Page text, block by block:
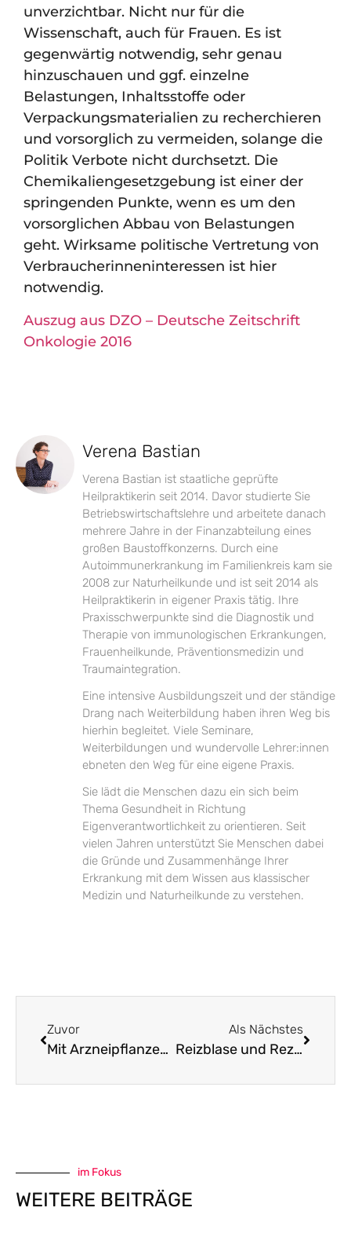
unverzichtbar. Nicht nur für die
Wissenschaft, auch für Frauen. Es ist
gegenwärtig notwendig, sehr genau
hinzuschauen und ggf. einzelne
Belastungen, Inhaltsstoffe oder
Verpackungsmaterialien zu recherchieren
und vorsorglich zu vermeiden, solange die
Politik Verbote nicht durchsetzt. Die
Chemikaliengesetzgebung ist einer der
springenden Punkte, wenn es um den
vorsorglichen Abbau von Belastungen
geht. Wirksame politische Vertretung von
Verbraucherinneninteressen ist hier
notwendig.
Auszug aus DZO – Deutsche Zeitschrift
Onkologie 2016
Verena Bastian
Verena Bastian ist staatliche geprüfte
Heilpraktikerin seit 2014. Davor studierte Sie
Betriebswirtschaftslehre und arbeitete danach
mehrere Jahre in der Finanzabteilung eines
großen Baustoffkonzerns. Durch eine
Autoimmunerkrankung im Familienkreis kam sie
2008 zur Naturheilkunde und ist seit 2014 als
Heilpraktikerin in eigener Praxis tätig. Ihre
Praxisschwerpunkte sind die Diagnostik und
Therapie von immunologischen Erkrankungen,
Frauenheilkunde, Präventionsmedizin und
Traumaintegration.
Eine intensive Ausbildungszeit und der ständige
Drang nach Weiterbildung haben ihren Weg bis
hierhin begleitet. Viele Seminare,
Weiterbildungen und wundervolle Lehrer:innen
ebneten den Weg für eine eigene Praxis.
Sie lädt die Menschen dazu ein sich beim
Thema Gesundheit in Richtung
Eigenverantwortlichkeit zu orientieren. Seit
vielen Jahren unterstützt Sie Menschen dabei
die Gründe und Zusammenhänge Ihrer
Erkrankung mit dem Wissen aus klassischer
Medizin und Naturheilkunde zu verstehen.
Zuvor
Mit Arzneipflanzen das Immunsystem stärken
Als Nächstes
Reizblase und Rezidivierende Zystitis
im Fokus
WEITERE BEITRÄGE